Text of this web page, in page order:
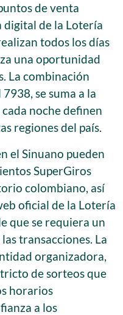
de venta
digital de la Lotería
todos los días
una oportunidad
La combinación
se suma a la
noche definen
regiones del país.
el Sinuano pueden
SuperGiros
colombiano, así
oficial de la Lotería
que se requiera un
transacciones. La
organizadora,
de sorteos que
horarios
a los